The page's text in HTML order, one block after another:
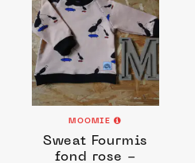
MOOMIE
Sweat Fourmis
fond rose -